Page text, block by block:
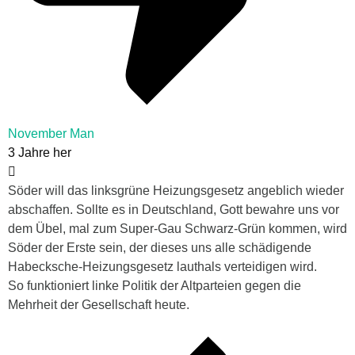
November Man
3 Jahre her
Söder will das linksgrüne Heizungsgesetz angeblich wieder
abschaffen. Sollte es in Deutschland, Gott bewahre uns vor
dem Übel, mal zum Super-Gau Schwarz-Grün kommen, wird
Söder der Erste sein, der dieses uns alle schädigende
Habecksche-Heizungsgesetz lauthals verteidigen wird.
So funktioniert linke Politik der Altparteien gegen die
Mehrheit der Gesellschaft heute.